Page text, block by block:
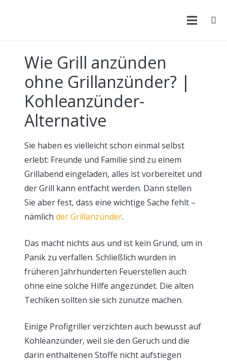
Wie Grill anzünden
ohne Grillanzünder? |
Kohleanzünder-
Alternative
Sie haben es vielleicht schon einmal selbst
erlebt: Freunde und Familie sind zu einem
Grillabend eingeladen, alles ist vorbereitet und
der Grill kann entfacht werden. Dann stellen
Sie aber fest, dass eine wichtige Sache fehlt –
nämlich der Grillanzünder.
Das macht nichts aus und ist kein Grund, um in
Panik zu verfallen. Schließlich wurden in
früheren Jahrhunderten Feuerstellen auch
ohne eine solche Hilfe angezündet. Die alten
Techiken sollten sie sich zunutze machen.
Einige Profigriller verzichten auch bewusst auf
Kohleanzünder, weil sie den Geruch und die
darin enthaltenen Stoffe nicht aufstiegen